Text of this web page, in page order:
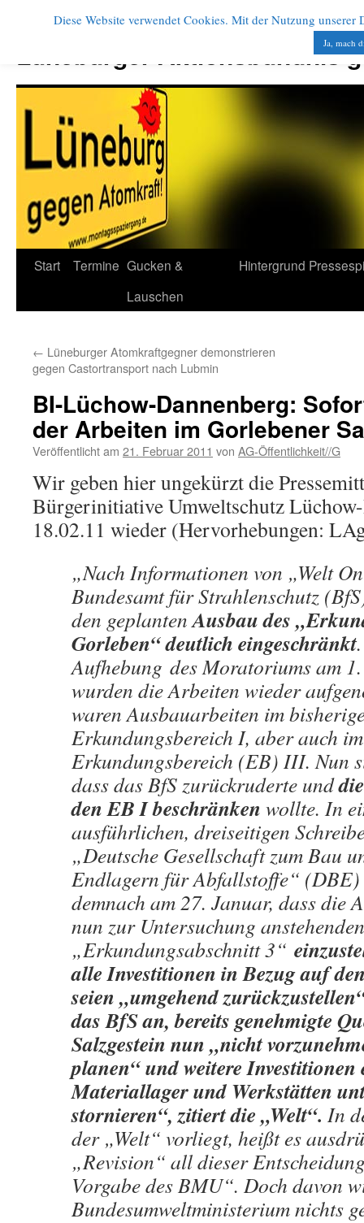
Lüneburger Aktionsbündnis
Start Termine Gucken &
Lauschen
Hintergrund
← Lüneburger Atomkraftgegner demonstrieren
gegen Castortransport nach Lubmin
BI-Lüchow-Dannenberg:
der Arbeiten im Gorlebener
Veröffentlicht am 21. Februar 2011 von AG-Öffentlichkeit//G
Wir geben hier ungekürzt die
Bürgerinitiative Umweltschutz
18.02.11 wieder (Hervorhebungen:
„Nach Informationen von „Welt
Bundesamt für Strahlenschutz
den geplantenAusbau des
Gorleben“ deutlich eingeschränkt
Aufhebung des Moratoriums am
wurden die Arbeiten wieder
waren Ausbauarbeiten im
Erkundungsbereich I, aber auch
Erkundungsbereich (EB) III. Nun
dass das BfS zurückruderte und
den EB I beschränken wollte. In
ausführlichen, dreiseitigen
„Deutsche Gesellschaft zum Bau
Endlagern für Abfallstoffe“ (DBE)
demnach am 27. Januar, dass die
nun zur Untersuchung anstehenden
„Erkundungsabschnitt 3“ e
alle Investitionen in Bezug auf
seien „umgehend
das BfS an, bereits genehmigte
Salzgestein nun „nicht
planen“ und weitere Investitionen
Materiallager und Werkstätten
stornieren“, zitiert die „Welt“. In
der „Welt“ vorliegt, heißt es
„Revision“ all dieser
Vorgabe des BMU“. Doch davon
Bundesumweltministerium nichts
Diese Website verwendet Cookies. Mit der Nutzung
Ja, mach